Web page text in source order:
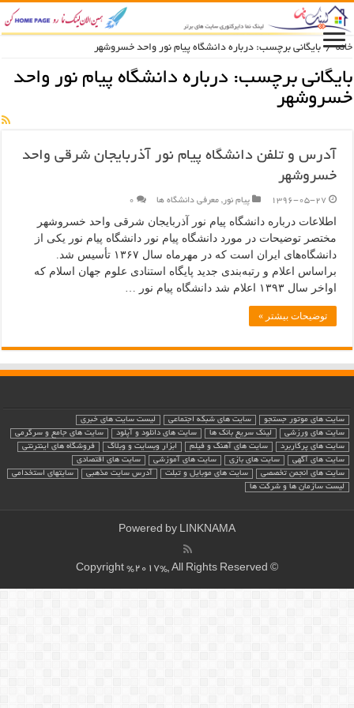
خانه / بایگانی برچسب: درباره دانشگاه پیام نور واحد خسروشهر
بایگانی برچسب: درباره دانشگاه پیام نور واحد
خسروشهر
آدرس و تلفن دانشگاه پیام نور آذربایجان شرقی واحد
خسروشهر
1396-05-27 پیام نور,معرفی دانشگاه ها ۰
اطلاعات درباره دانشگاه پیام نور آذربایجان شرقی واحد خسروشهر
مختصر توضیحات در مورد دانشگاه پیام نور دانشگاه پیام نور یکی از
دانشگاه‌های ایران است که در مهرماه سال ۱۳۶۷ تأسیس شد.
براساس اعلام و رتبه‌بندی جدید پایگاه استنادی علوم جهان اسلام که
اواخر سال ۱۳۹۳ اعلام شد دانشگاه پیام نور …
توضیحات بیشتر »
سایت های موتور جستجو سایت های شبکه اجتماعی
لیست سایت های خبری
سایت های ورزشی
لینک سریع بانک ها سایت های دانلود و آپلود
سایت های جامع و سرگرمی
سایت های پرکاربرد
سایت های آهنگ و فیلم ابزار وبسایت و وبلاگ
فروشگاه های اینترنتی
سایت های آگهی
سایت های بازی سایت های آموزشی
سایت های اقتصادی
سایت های انجمن تخصصی
سایت های موبایل و تبلت آدرس سایت مذهبی
سایتهای استخدامی
لیست سازمان ها و شرکت ها
Powered by LINKNAMA
© Copyright %2017%, All Rights Reserved